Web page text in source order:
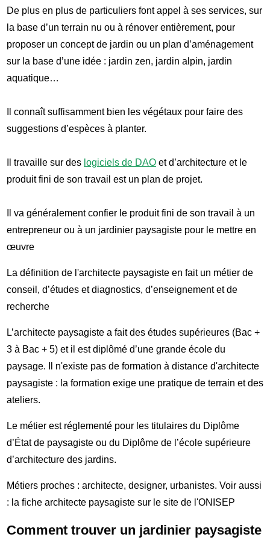
De plus en plus de particuliers font appel à ses services, sur
la base d’un terrain nu ou à rénover entièrement, pour
proposer un concept de jardin ou un plan d’aménagement
sur la base d’une idée : jardin zen, jardin alpin, jardin
aquatique…
Il connaît suffisamment bien les végétaux pour faire des
suggestions d’espèces à planter.
Il travaille sur des logiciels de DAO et d’architecture et le
produit fini de son travail est un plan de projet.
Il va généralement confier le produit fini de son travail à un
entrepreneur ou à un jardinier paysagiste pour le mettre en
œuvre
La définition de l'architecte paysagiste en fait un métier de
conseil, d’études et diagnostics, d’enseignement et de
recherche
L’architecte paysagiste a fait des études supérieures (Bac +
3 à Bac + 5) et il est diplômé d’une grande école du
paysage. Il n'existe pas de formation à distance d'architecte
paysagiste : la formation exige une pratique de terrain et des
ateliers.
Le métier est réglementé pour les titulaires du Diplôme
d’État de paysagiste ou du Diplôme de l’école supérieure
d’architecture des jardins.
Métiers proches : architecte, designer, urbanistes. Voir aussi
: la fiche architecte paysagiste sur le site de l'ONISEP
Comment trouver un jardinier paysagiste